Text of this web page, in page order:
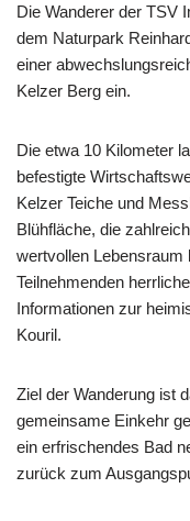
Die Wanderer der TSV
dem Naturpark
einer
Kelzer Berg ein.
Die etwa 10 Kilometer
befestigte
Kelzer Teiche und
Blühfläche, die
wertvollen Lebensraum
Teilnehmenden
Informationen zur
Kouril.
Ziel der Wanderung ist
gemeinsame Einkehr
ein erfrischendes Bad
zurück zum